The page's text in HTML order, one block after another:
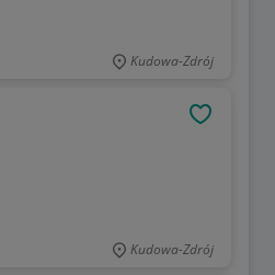
Kudowa-Zdrój
Kudowa-Zdrój